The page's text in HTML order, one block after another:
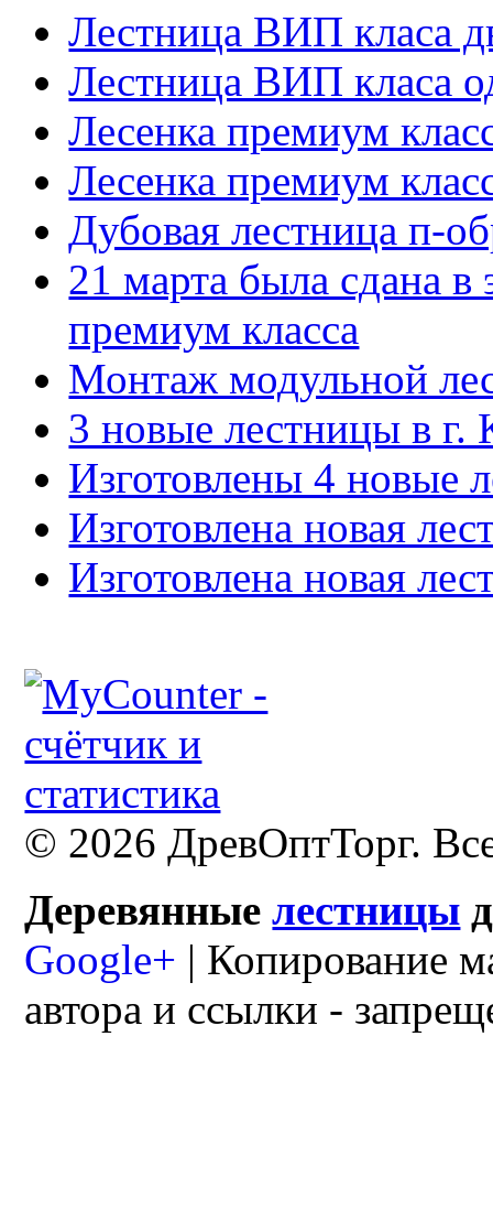
Лестница ВИП класа
Лестница ВИП класа
Лесенка премиум
Лесенка премиум
Дубовая лестница п-
21 марта была сдана в
премиум класса
Монтаж модульной
3 новые лестницы в г.
Изготовлены 4 новые
Изготовлена новая
Изготовлена новая
© 2026 ДревОптТорг.
Деревянные лестницы
Google+ | Копирование
автора и ссылки -